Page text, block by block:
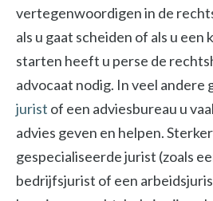
vertegenwoordigen in de
als u gaat scheiden of als u een
starten heeft u perse de
advocaat nodig. In veel andere
jurist of een adviesbureau u
advies geven en helpen.
gespecialiseerde jurist (zoals
bedrijfsjurist of een